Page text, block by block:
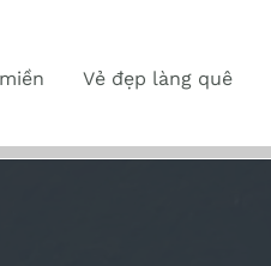
Vẻ đẹp làng quê